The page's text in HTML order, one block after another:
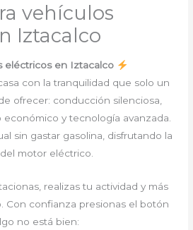
vehículos
Iztacalco
eléctricos en Iztacalco
con la tranquilidad que solo un
ofrecer: conducción silenciosa,
económico y tecnología avanzada.
sin gastar gasolina, disfrutando la
motor eléctrico.
realizas tu actividad y más
Con confianza presionas el botón
no está bien: